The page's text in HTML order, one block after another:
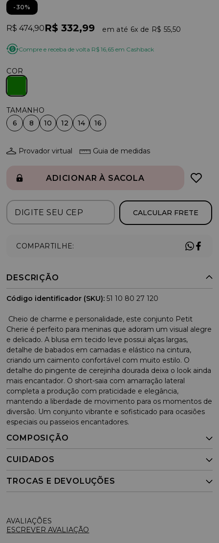
30%
R$ 474,90R$ 332,99 6x R$ 55,50
Compre e receba de volta R$ 16,65 em Cashback
COR
6 8 10 12 14 16
Provador virtual Guia de medidas
ADICIONAR À SACOLA
CALCULAR FRETE
COMPARTILHE:
DESCRIÇÃO
Código identificador (SKU): 51 10 80 27 120
Cheio de charme e personalidade, este conjunto Petit
Cherie é perfeito para meninas que adoram um visual alegre
e delicado. A blusa em tecido leve possui alças largas,
detalhe de babados em camadas e elástico na cintura,
criando um caimento confortável com muito estilo. O
detalhe do pingente de cerejinha dourada deixa o look ainda
mais encantador. O short-saia com amarração lateral
completa a produção com praticidade e elegância,
mantendo a liberdade de movimento para os momentos de
diversão. Um conjunto vibrante e sofisticado para ocasiões
especiais ou passeios encantadores.
COMPOSIÇÃO
CUIDADOS
TROCAS E DEVOLUÇÕES
ESCREVER AVALIAÇÃO